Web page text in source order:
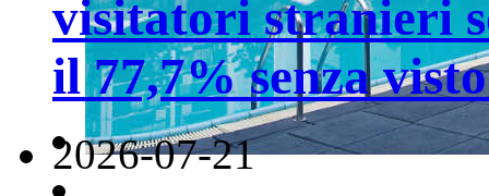
visitatori stranieri
il 77,7% senza
2026-07-21